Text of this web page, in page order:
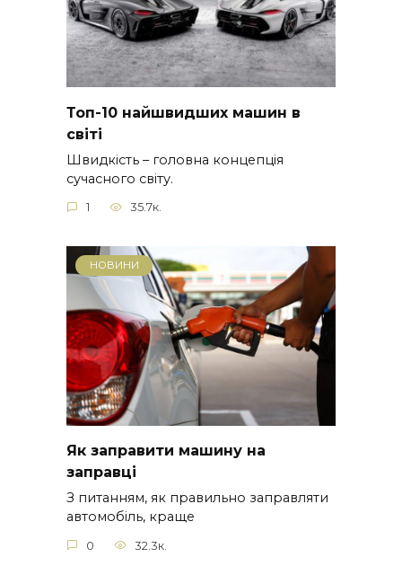
Топ-10 найшвидших машин в
світі
Швидкість – головна концепція
сучасного світу.
1 35.7к.
НОВИНИ
Як заправити машину на
заправці
З питанням, як правильно заправляти
автомобіль, краще
0 32.3к.